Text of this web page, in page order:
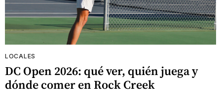
LOCALES
DC Open 2026: qué ver, quién juega y
dónde comer en Rock Creek